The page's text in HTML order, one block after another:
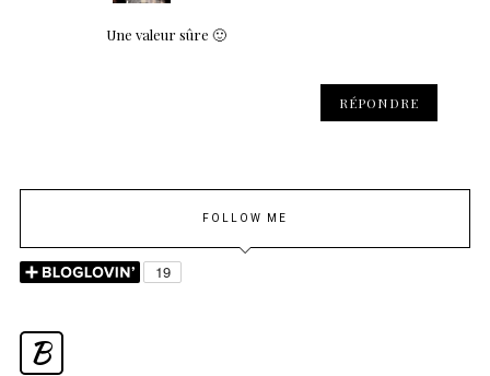
Une valeur sûre 🙂
RÉPONDRE
FOLLOW ME
B